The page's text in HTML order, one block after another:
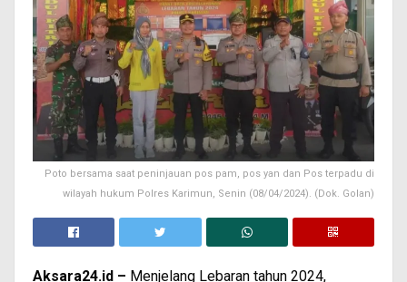
Poto bersama saat peninjauan pos pam, pos yan dan Pos terpadu di
wilayah hukum Polres Karimun, Senin (08/04/2024). (Dok. Golan)
Aksara24.id – Menjelang Lebaran tahun 2024,